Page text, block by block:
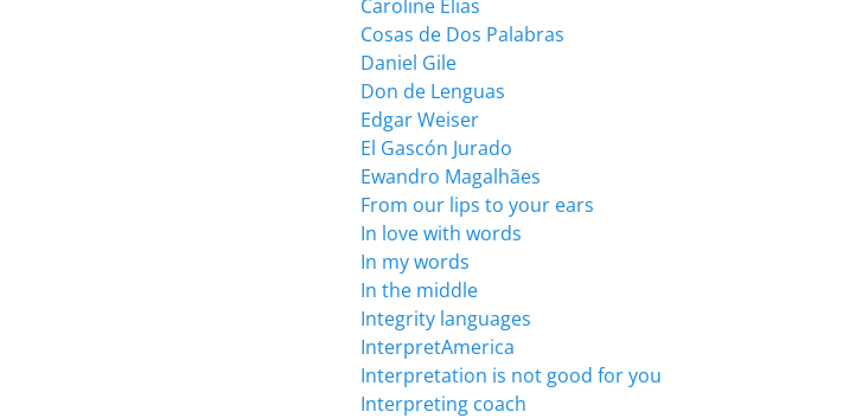
Caroline Elias
Cosas de Dos Palabras
Daniel Gile
Don de Lenguas
Edgar Weiser
El Gascón Jurado
Ewandro Magalhães
From our lips to your ears
In love with words
In my words
In the middle
Integrity languages
InterpretAmerica
Interpretation is not good for you
Interpreting coach